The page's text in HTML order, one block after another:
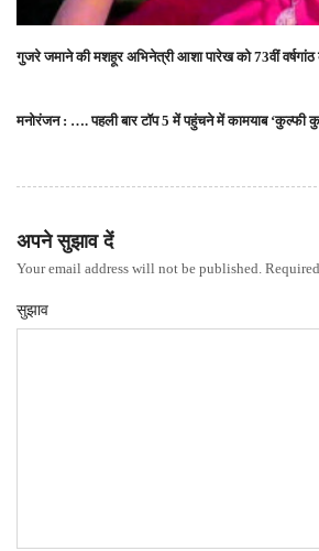
गुजरे जमाने की मशहूर अभिनेत्री आशा पारेख को 73वीं
मनोरंजन : …. पहली बार टॉप 5 में पहुंचने में कामयाब ‘कुल्फी
अपने सुझाव दें
Your email address will not be published.
सुझाव